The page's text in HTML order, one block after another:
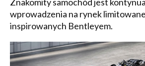
wprowadzenia na rynek
inspirowanych Bentleyem.